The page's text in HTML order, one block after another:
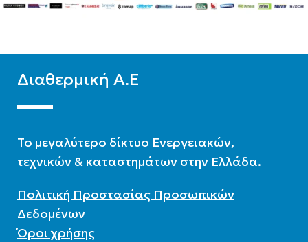
Διαθερμική Α.Ε
To μεγαλύτερο δίκτυο Ενεργειακών,
τεχνικών & καταστημάτων στην Ελλάδα.
Πολιτική Προστασίας Προσωπικών
Δεδομένων
Όροι χρήσης